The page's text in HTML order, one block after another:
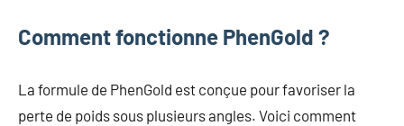
Comment fonctionne PhenGold ?
La formule de PhenGold est conçue pour favoriser la
perte de poids sous plusieurs angles. Voici comment